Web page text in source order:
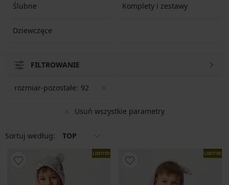
Ślubne Komplety i zestawy
Dziewczęce
FILTROWANIE
Usuń wszystkie parametry
rozmiar-pozostałe: 92
Sortuj według: TOP
LIMITED LIMITED